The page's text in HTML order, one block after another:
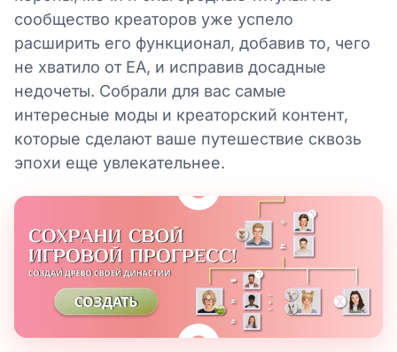
сообщество креаторов уже успело
расширить его функционал, добавив то, чего
не хватило от EA, и исправив досадные
недочеты. Собрали для вас самые
интересные моды и креаторский контент,
которые сделают ваше путешествие сквозь
эпохи еще увлекательнее.